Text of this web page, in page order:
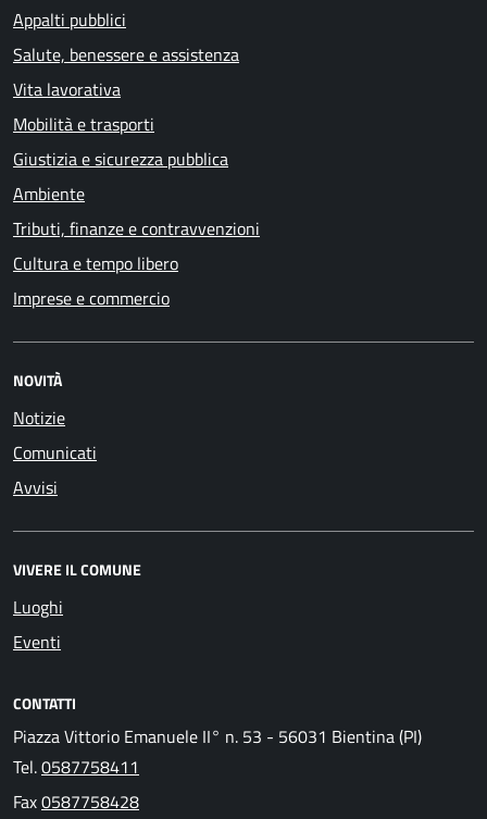
Appalti pubblici
Salute, benessere e assistenza
Vita lavorativa
Mobilità e trasporti
Giustizia e sicurezza pubblica
Ambiente
Tributi, finanze e contravvenzioni
Cultura e tempo libero
Imprese e commercio
NOVITÀ
Notizie
Comunicati
Avvisi
VIVERE IL COMUNE
Luoghi
Eventi
CONTATTI
Piazza Vittorio Emanuele II° n. 53 - 56031 Bientina (PI)
Tel.0587758411
Fax0587758428